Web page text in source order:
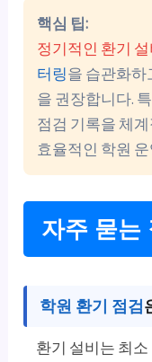
핵심 팁:
정기적인 환기
터링을 습관화하
을 권장합니다.
점검 기록을 체
효율적인 학원
자주 묻는
학원 환기 점검
환기 설비는 최